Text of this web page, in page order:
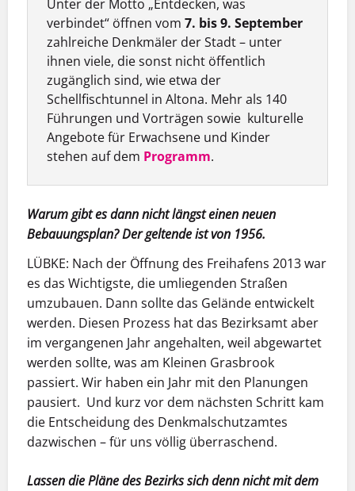
Unter der Motto „Entdecken, was
verbindet“ öffnen vom 7. bis 9. September
zahlreiche Denkmäler der Stadt – unter
ihnen viele, die sonst nicht öffentlich
zugänglich sind, wie etwa der
Schellfischtunnel in Altona. Mehr als 140
Führungen und Vorträgen sowie kulturelle
Angebote für Erwachsene und Kinder
stehen auf dem Programm.
Warum gibt es dann nicht längst einen neuen
Bebauungsplan? Der geltende ist von 1956.
LÜBKE: Nach der Öffnung des Freihafens 2013 war
es das Wichtigste, die umliegenden Straßen
umzubauen. Dann sollte das Gelände entwickelt
werden. Diesen Prozess hat das Bezirksamt aber
im vergangenen Jahr angehalten, weil abgewartet
werden sollte, was am Kleinen Grasbrook
passiert. Wir haben ein Jahr mit den Planungen
pausiert. Und kurz vor dem nächsten Schritt kam
die Entscheidung des Denkmalschutzamtes
dazwischen – für uns völlig überraschend.
Lassen die Pläne des Bezirks sich denn nicht mit dem